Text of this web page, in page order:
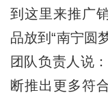
到这里来推广
品放到“南宁圆
团队负责人说
断推出更多符